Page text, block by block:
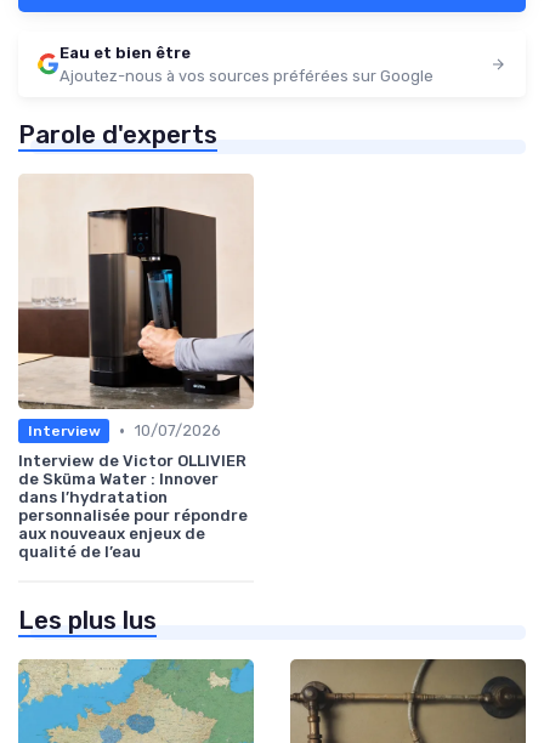
Eau et bien être
Ajoutez-nous à vos sources préférées sur Google
Parole d'experts
Interview • 10/07/2026
Interview de Victor OLLIVIER
de Sküma Water : Innover
dans l’hydratation
personnalisée pour répondre
aux nouveaux enjeux de
qualité de l’eau
Les plus lus